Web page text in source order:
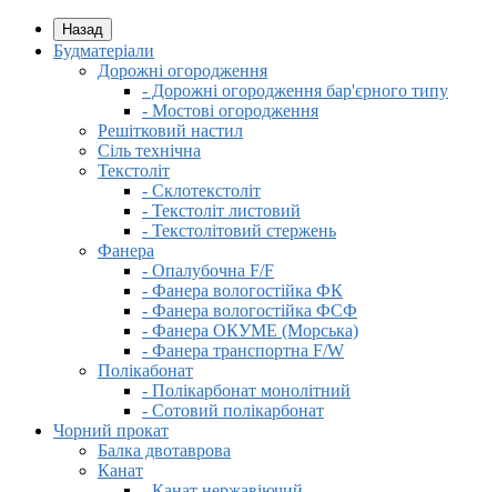
Назад
Будматеріали
Дорожні огородження
- Дорожні огородження бар'єрного типу
- Мостові огородження
Решітковий настил
Сіль технічна
Текстоліт
- Склотекстоліт
- Текстоліт листовий
- Текстолітовий стержень
Фанера
- Опалубочна F/F
- Фанера вологостійка ФК
- Фанера вологостійка ФСФ
- Фанера ОКУМЕ (Морська)
- Фанера транспортна F/W
Полікабонат
- Полікарбонат монолітний
- Сотовий полікарбонат
Чорний прокат
Балка двотаврова
Канат